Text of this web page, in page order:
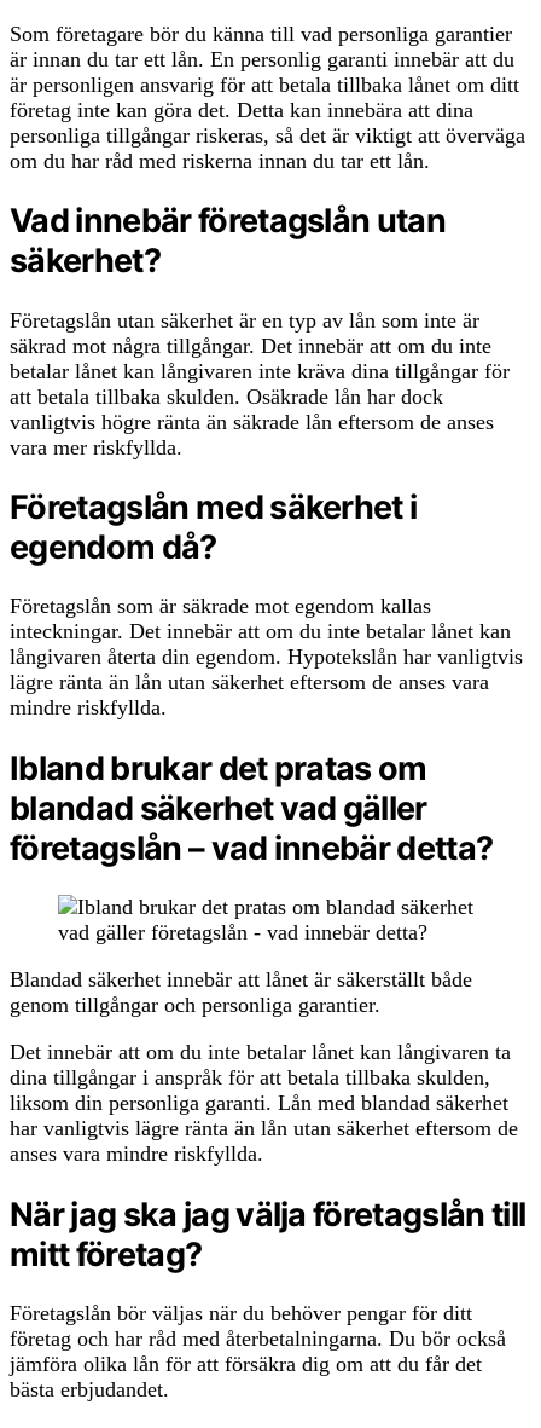
Som företagare bör du känna till vad personliga garantier
är innan du tar ett lån. En personlig garanti innebär att du
är personligen ansvarig för att betala tillbaka lånet om ditt
företag inte kan göra det. Detta kan innebära att dina
personliga tillgångar riskeras, så det är viktigt att överväga
om du har råd med riskerna innan du tar ett lån.
Vad innebär företagslån utan
säkerhet?
Företagslån utan säkerhet är en typ av lån som inte är
säkrad mot några tillgångar. Det innebär att om du inte
betalar lånet kan långivaren inte kräva dina tillgångar för
att betala tillbaka skulden. Osäkrade lån har dock
vanligtvis högre ränta än säkrade lån eftersom de anses
vara mer riskfyllda.
Företagslån med säkerhet i
egendom då?
Företagslån som är säkrade mot egendom kallas
inteckningar. Det innebär att om du inte betalar lånet kan
långivaren återta din egendom. Hypotekslån har vanligtvis
lägre ränta än lån utan säkerhet eftersom de anses vara
mindre riskfyllda.
Ibland brukar det pratas om
blandad säkerhet vad gäller
företagslån – vad innebär detta?
Blandad säkerhet innebär att lånet är säkerställt både
genom tillgångar och personliga garantier.
Det innebär att om du inte betalar lånet kan långivaren ta
dina tillgångar i anspråk för att betala tillbaka skulden,
liksom din personliga garanti. Lån med blandad säkerhet
har vanligtvis lägre ränta än lån utan säkerhet eftersom de
anses vara mindre riskfyllda.
När jag ska jag välja företagslån till
mitt företag?
Företagslån bör väljas när du behöver pengar för ditt
företag och har råd med återbetalningarna. Du bör också
jämföra olika lån för att försäkra dig om att du får det
bästa erbjudandet.